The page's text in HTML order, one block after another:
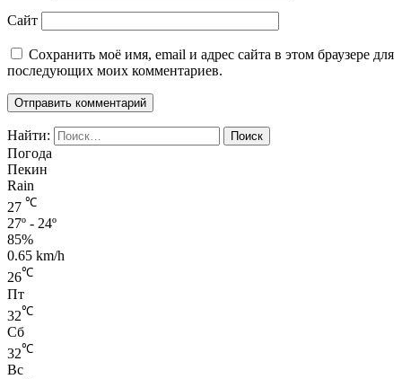
Сайт
Сохранить моё имя, email и адрес сайта в этом браузере для
последующих моих комментариев.
Найти:
Погода
Пекин
Rain
27 ℃
27º - 24º
85%
0.65 km/h
26℃
Пт
32℃
Сб
32℃
Вс